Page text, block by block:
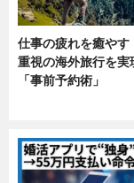
仕事の疲れを癒やす
重視の海外旅行を実
「事前予約術」